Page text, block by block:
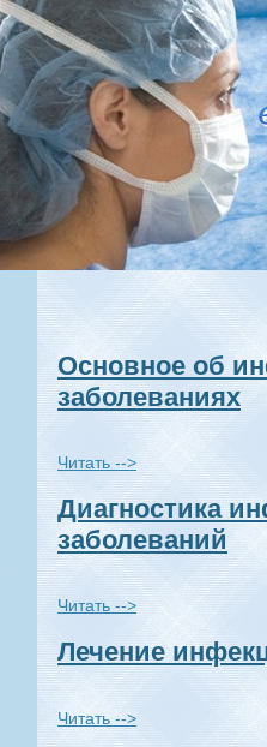
Основное об
заболеваниях
Читать -->
Диагностикa
заболеваний
Читать -->
Лечение
Читать -->